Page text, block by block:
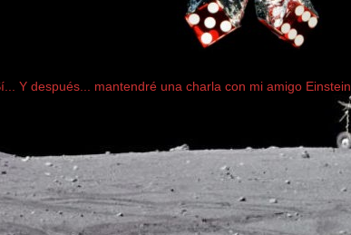
Y después... mantendré una charla con mi amigo Einstein.